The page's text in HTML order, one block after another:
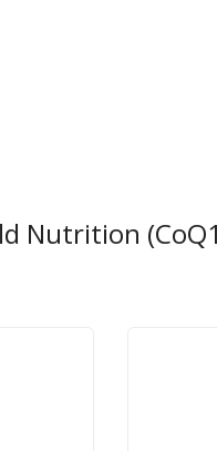
Nutrition